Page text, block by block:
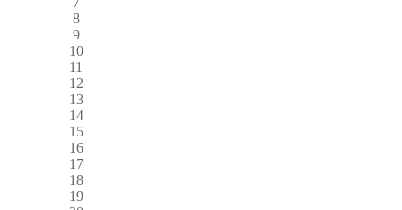
8
9
10
11
12
13
14
15
16
17
18
19